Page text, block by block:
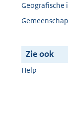
Geografische
Zie ook
Help